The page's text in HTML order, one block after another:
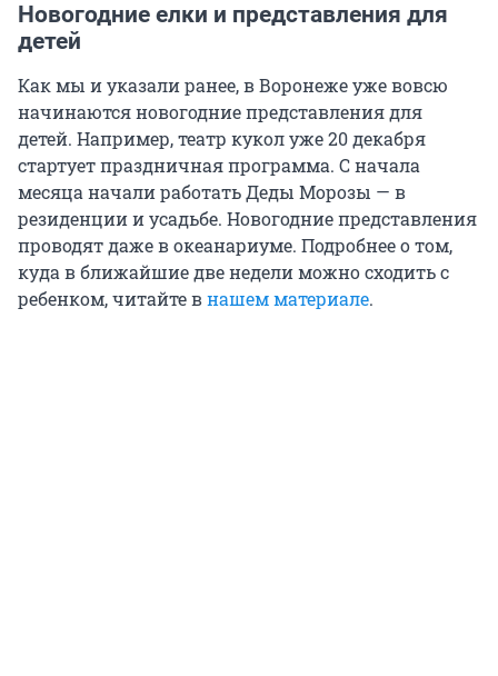
Новогодние елки и представления для
детей
Как мы и указали ранее, в Воронеже уже вовсю
начинаются новогодние представления для
детей. Например, театр кукол уже 20 декабря
стартует праздничная программа. С начала
месяца начали работать Деды Морозы — в
резиденции и усадьбе. Новогодние представления
проводят даже в океанариуме. Подробнее о том,
куда в ближайшие две недели можно сходить с
ребенком, читайте внашем материале.